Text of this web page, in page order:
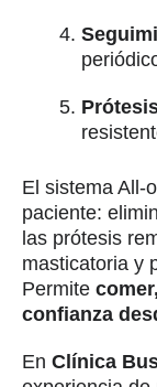
El sistema All-
paciente:
las prótesis
masticatoria y
Permite
confianza
En Clínica